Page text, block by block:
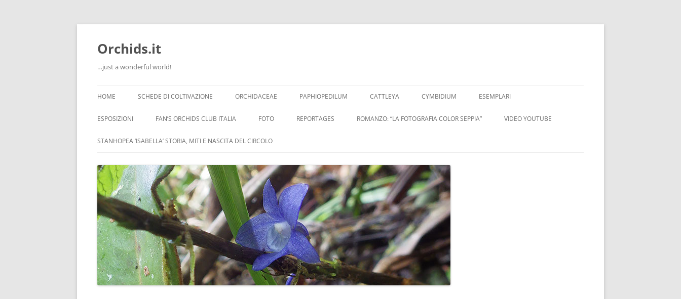
Orchids.it
…just a wonderful world!
al
HOME
INFO
LA SERRA DI GUIDO
SCHEDE DI COLTIVAZIONE ORCHIDACEAE PAPHIOPEDILUM CATTLEYA CYMBIDIUM ESEMPLARI
ESPOSIZIONI FAN’S ORCHIDS CLUB ITALIA FOTO REPORTAGES ROMANZO: “LA FOTOGRAFIA COLOR SEPPIA” VIDEO YOUTUBE
STANHOPEA ‘ISABELLA’ STORIA, MITI E NASCITA DEL CIRCOLO